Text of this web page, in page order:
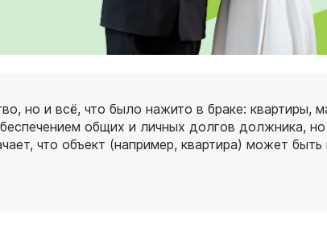
но и всё, что было нажито в браке: квартиры,
общих и личных долгов должника,
что объект (например, квартира) может